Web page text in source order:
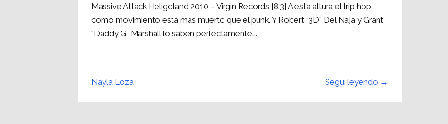
Massive Attack Heligoland 2010 – Virgin Records [8.3] A esta altura el trip hop
como movimiento está más muerto que el punk. Y Robert “3D” Del Naja y Grant
“Daddy G” Marshall lo saben perfectamente….
Seguí leyendo →
Nayla Loza